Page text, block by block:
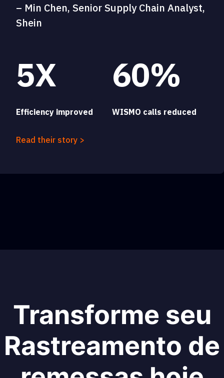
– Min Chen, Senior Supply Chain Analyst,
Shein
5X
Efficiency improved
60%
WISMO calls reduced
Read their story >
Transforme seu
Rastreamento de